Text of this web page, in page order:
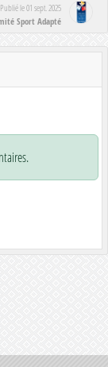
Publié le01 sept. 2025
Sport Adapté